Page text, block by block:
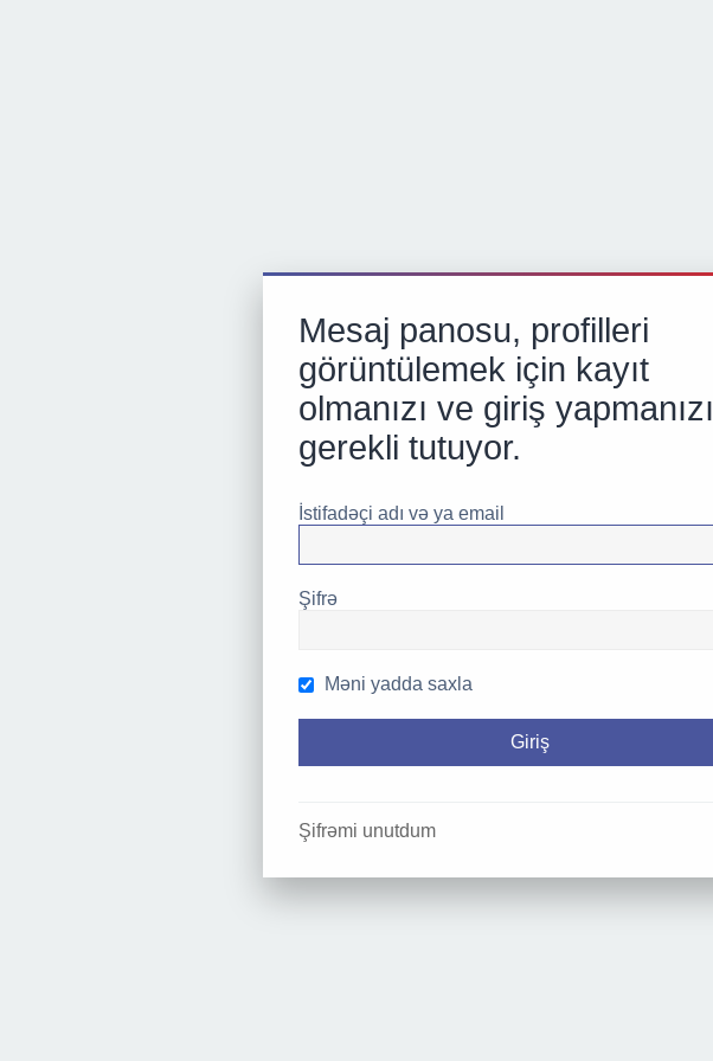
Mesaj panosu, profilleri
görüntülemek için kayıt
olmanızı ve giriş yapmanızı
gerekli tutuyor.
İstifadəçi adı və ya email
Şifrə
Məni yadda saxla
Şifrəmi unutdum